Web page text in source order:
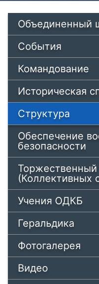
Объединенный
События
Командование
Историческая
Структура
Обеспечение
безопасности
(Коллективных
Учения ОДКБ
Геральдика
Фотогалерея
Видео